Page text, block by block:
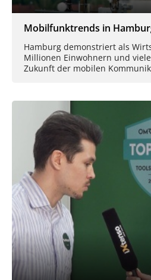
Mobilfunktrends in
Hamburg demonstriert als
Millionen Einwohnern und
Zukunft der mobilen